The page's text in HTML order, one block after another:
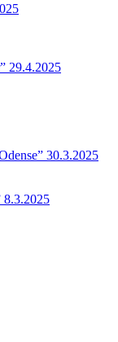
29.4.2025
30.3.2025